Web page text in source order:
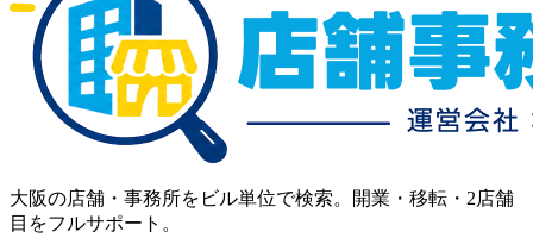
大阪の店舗・事務所をビル単位で検索。開業・移転・2店舗
目をフルサポート。